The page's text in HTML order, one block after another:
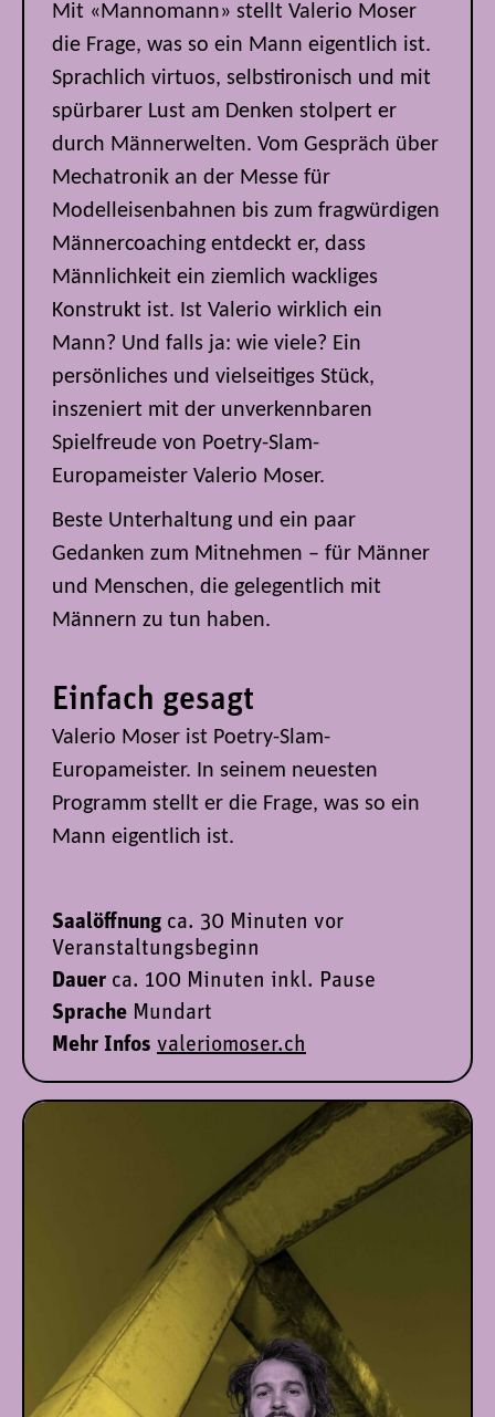
Mit «Mannomann» stellt Valerio Moser
die Frage, was so ein Mann eigentlich ist.
Sprachlich virtuos, selbstironisch und mit
spürbarer Lust am Denken stolpert er
durch Männerwelten. Vom Gespräch über
Mechatronik an der Messe für
Modelleisenbahnen bis zum fragwürdigen
Männercoaching entdeckt er, dass
Männlichkeit ein ziemlich wackliges
Konstrukt ist. Ist Valerio wirklich ein
Mann? Und falls ja: wie viele? Ein
persönliches und vielseitiges Stück,
inszeniert mit der unverkennbaren
Spielfreude von Poetry-Slam-
Europameister Valerio Moser.
Beste Unterhaltung und ein paar
Gedanken zum Mitnehmen – für Männer
und Menschen, die gelegentlich mit
Männern zu tun haben.
Einfach gesagt
Valerio Moser ist Poetry-Slam-
Europameister. In seinem neuesten
Programm stellt er die Frage, was so ein
Mann eigentlich ist.
Saalöffnung ca. 30 Minuten vor
Veranstaltungsbeginn
Dauer ca. 100 Minuten inkl. Pause
Sprache Mundart
Mehr Infos valeriomoser.ch